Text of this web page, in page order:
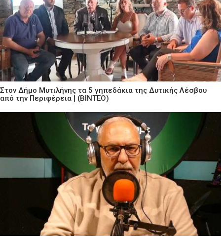
Στον Δήμο Μυτιλήνης τα 5 γηπεδάκια της Δυτικής Λέσβου
από την Περιφέρεια | (ΒΙΝΤΕΟ)